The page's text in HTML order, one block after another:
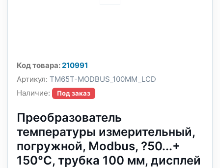
Код товара:210991
Артикул: TM65T-MODBUS_100MM_LCD
Наличие:
Под заказ
Преобразователь
температуры измерительный,
погружной, Modbus, ?50...+
150°C, трубка 100 мм, дисплей